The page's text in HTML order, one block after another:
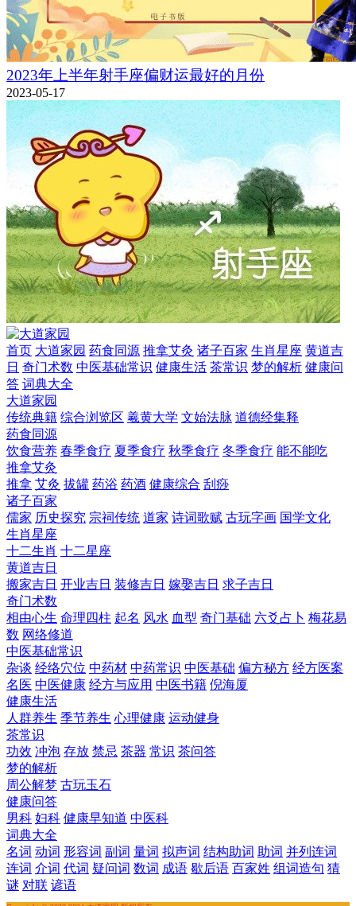
2023年上半年射手座偏财运最好的月份
2023-05-17
首页 大道家园 药食同源 推拿艾灸 诸子百家 生肖星座 黄道吉
日 奇门术数 中医基础常识 健康生活 茶常识 梦的解析 健康问
答 词典大全
大道家园
传统典籍 综合浏览区 羲黄大学 文始法脉 道德经集释
药食同源
饮食营养 春季食疗 夏季食疗 秋季食疗 冬季食疗 能不能吃
推拿艾灸
推拿 艾灸 拔罐 药浴 药酒 健康综合 刮痧
诸子百家
儒家 历史探究 宗祠传统 道家 诗词歌赋 古玩字画 国学文化
生肖星座
十二生肖 十二星座
黄道吉日
搬家吉日 开业吉日 装修吉日 嫁娶吉日 求子吉日
奇门术数
相由心生 命理四柱 起名 风水 血型 奇门基础 六爻占卜 梅花易
数 网络修道
中医基础常识
杂谈 经络穴位 中药材 中药常识 中医基础 偏方秘方 经方医案
名医 中医健康 经方与应用 中医书籍 倪海厦
健康生活
人群养生 季节养生 心理健康 运动健身
茶常识
功效 冲泡 存放 禁忌 茶器 常识 茶问答
梦的解析
周公解梦 古玩玉石
健康问答
男科 妇科 健康早知道 中医科
词典大全
名词 动词 形容词 副词 量词 拟声词 结构助词 助词 并列连词
连词 介词 代词 疑问词 数词 成语 歇后语 百家姓 组词造句 猜
谜 对联 谚语